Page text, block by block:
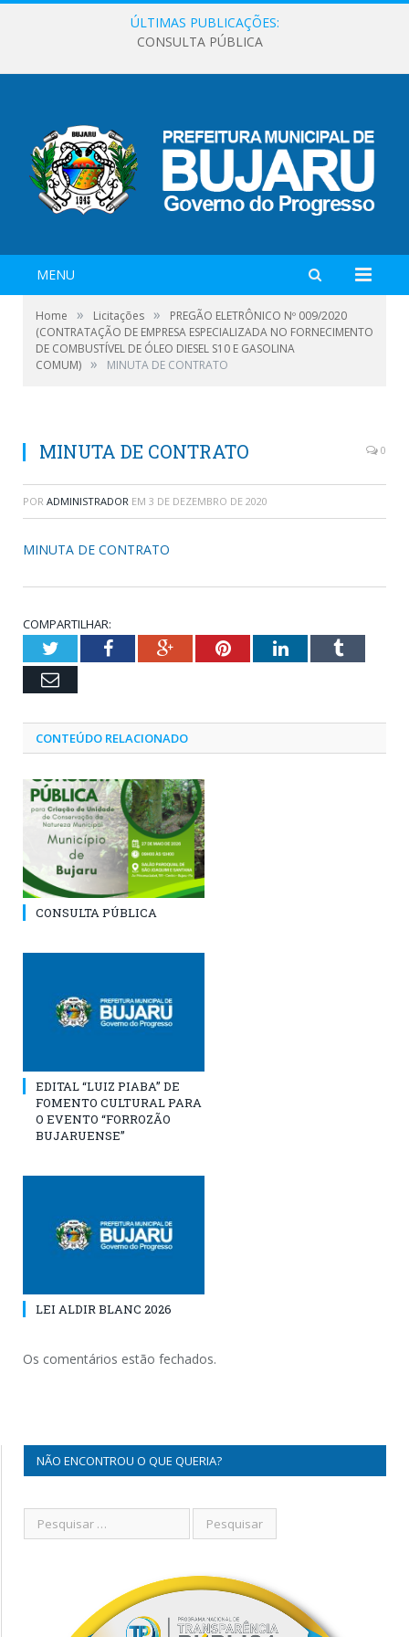
ÚLTIMAS PUBLICAÇÕES:
CONSULTA PÚBLICA
MENU
Home » Licitações »
PREGÃO ELETRÔNICO Nº 009/2020
(CONTRATAÇÃO DE EMPRESA ESPECIALIZADA NO FORNECIMENTO
DE COMBUSTÍVEL DE ÓLEO DIESEL S10 E GASOLINA
COMUM) » MINUTA DE CONTRATO
MINUTA DE CONTRATO 0
POR ADMINISTRADOR EM 3 DE DEZEMBRO DE 2020
MINUTA DE CONTRATO
COMPARTILHAR:
TwitterFacebookGoogle+PinterestLinkedInTumblr
Email
CONTEÚDO RELACIONADO
CONSULTA PÚBLICA
EDITAL “LUIZ PIABA” DE
FOMENTO CULTURAL PARA
O EVENTO “FORROZÃO
BUJARUENSE”
LEI ALDIR BLANC 2026
Os comentários estão fechados.
NÃO ENCONTROU O QUE QUERIA?